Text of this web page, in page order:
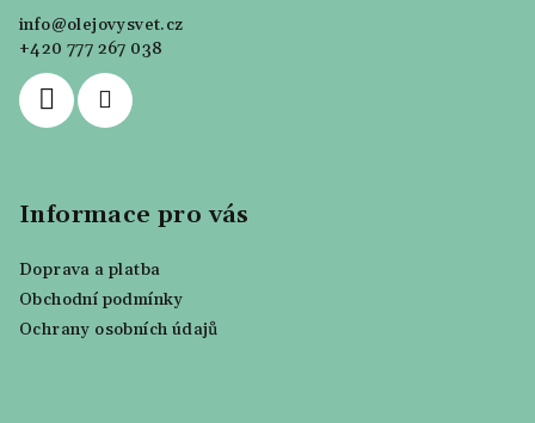
info@olejovysvet.cz
+420 777 267 038
Informace pro vás
Doprava a platba
Obchodní podmínky
Ochrany osobních údajů